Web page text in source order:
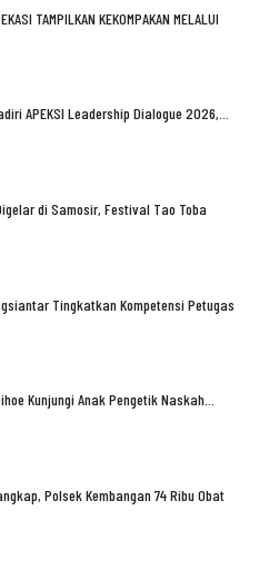
TAMPILKAN KEKOMPAKAN MELALUI
APEKSI Leadership Dialogue 2026,…
di Samosir, Festival Tao Toba
Tingkatkan Kompetensi Petugas
Kunjungi Anak Pengetik Naskah…
Polsek Kembangan 74 Ribu Obat